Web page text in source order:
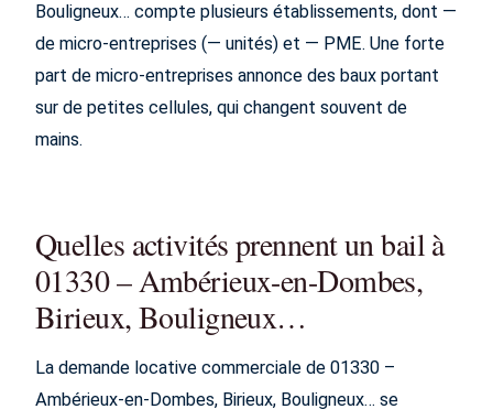
Bouligneux… compte plusieurs établissements, dont —
de micro-entreprises (— unités) et — PME. Une forte
part de micro-entreprises annonce des baux portant
sur de petites cellules, qui changent souvent de
mains.
Quelles activités prennent un bail à
01330 – Ambérieux-en-Dombes,
Birieux, Bouligneux…
La demande locative commerciale de 01330 –
Ambérieux-en-Dombes, Birieux, Bouligneux… se